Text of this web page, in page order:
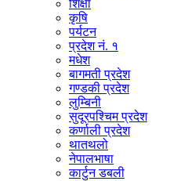
शिक्षा
कृषि
पर्यटन
प्रदेश नं. १
मधेश
बागमती प्रदेश
गण्डकी प्रदेश
लुम्बिनी
सुदूरपश्चिम प्रदेश
कर्णाली प्रदेश
थातथलो
नेपालभाषा
कार्टुन डबली